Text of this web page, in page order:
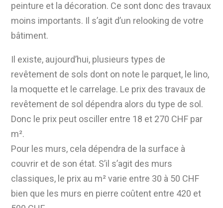
peinture et la décoration. Ce sont donc des travaux
moins importants. Il s’agit d’un relooking de votre
bâtiment.
Il existe, aujourd’hui, plusieurs types de
revêtement de sols dont on note le parquet, le lino,
la moquette et le carrelage. Le prix des travaux de
revêtement de sol dépendra alors du type de sol.
Donc le prix peut osciller entre 18 et 270 CHF par
m².
Pour les murs, cela dépendra de la surface à
couvrir et de son état. S’il s’agit des murs
classiques, le prix au m² varie entre 30 à 50 CHF
bien que les murs en pierre coûtent entre 420 et